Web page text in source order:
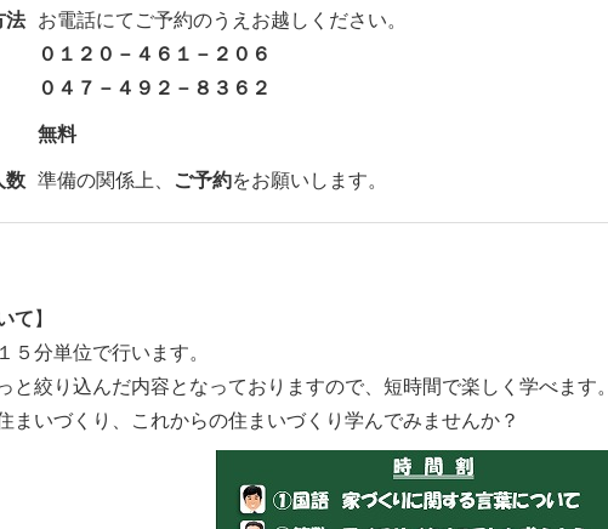
法
お電話にてご予約のうえお越しください。
０１２０－４６１－２０６
０４７－４９２－８３６２
無料
数 準備の関係上、 ご予約をお願いします。
て 】
５分単位で行います。
と絞り込んだ内容となっておりますので、短時間で楽しく学べます。
まいづくり、これからの住まいづくり学んでみませんか？